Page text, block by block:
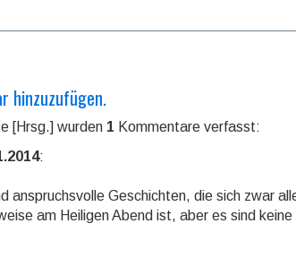
hinzuzufügen.
[Hrsg.] wurden 1 Kommentare verfasst:
:
anspruchsvolle Geschichten, die sich zwar
am Heiligen Abend ist, aber es sind